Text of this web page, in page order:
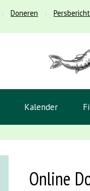
Doneren
Kalender
Online